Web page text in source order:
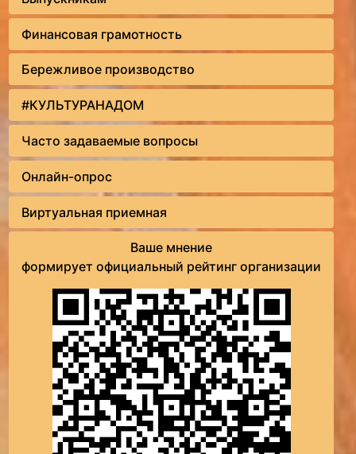
Финансовая грамотность
Бережливое производство
#КУЛЬТУРАНАДОМ
Часто задаваемые вопросы
Онлайн-опрос
Виртуальная приемная
Ваше мнение
формирует официальный рейтинг организации